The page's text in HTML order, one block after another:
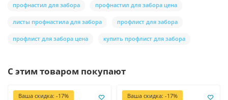
профнастил для забора профнастил для забора цена
листы профнастила для забора профлист для забора
профлист для забора цена купить профлист для забора
С этим товаром покупают
Ваша скидка: -17% Ваша скидка: -17%